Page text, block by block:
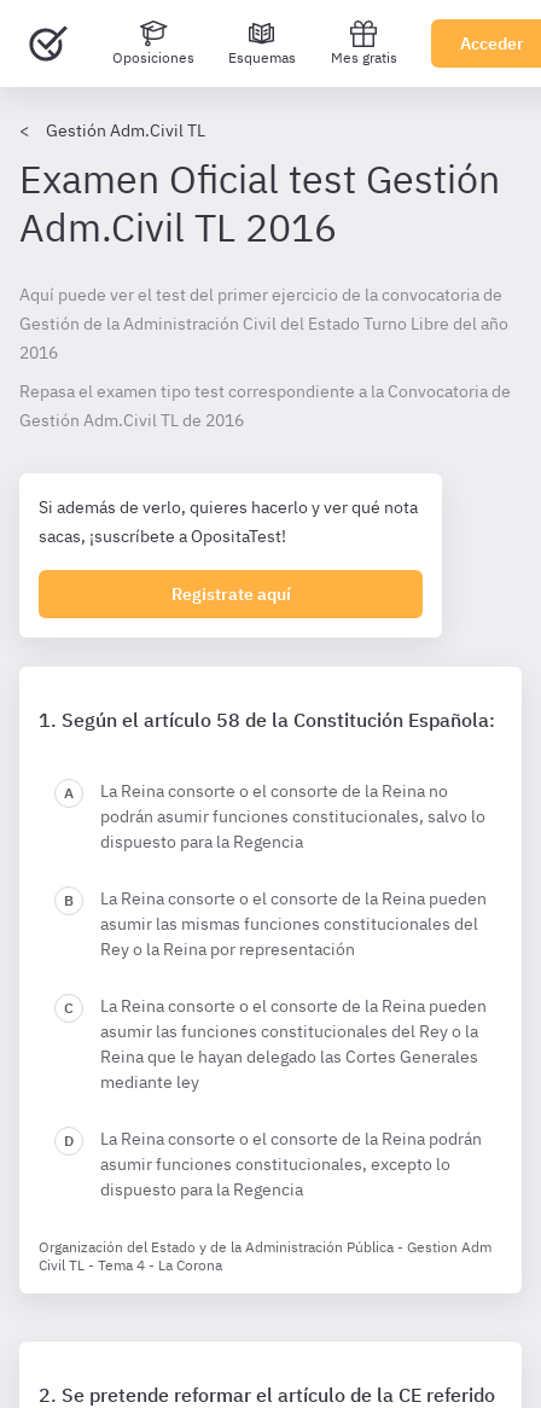
Oposiciones Esquemas Mes gratis
Acceder
Gestión Adm.Civil TL
Examen Oficial test Gestión
Adm.Civil TL 2016
Aquí puede ver el test del primer ejercicio de la convocatoria de
Gestión de la Administración Civil del Estado Turno Libre del año
2016
Repasa el examen tipo test correspondiente a la Convocatoria de
Gestión Adm.Civil TL de 2016
Si además de verlo, quieres hacerlo y ver qué nota
sacas, ¡suscríbete a OpositaTest!
Registrate aquí
Según el artículo 58 de la Constitución Española:
La Reina consorte o el consorte de la Reina no
podrán asumir funciones constitucionales, salvo lo
dispuesto para la Regencia
La Reina consorte o el consorte de la Reina pueden
asumir las mismas funciones constitucionales del
Rey o la Reina por representación
La Reina consorte o el consorte de la Reina pueden
asumir las funciones constitucionales del Rey o la
Reina que le hayan delegado las Cortes Generales
mediante ley
La Reina consorte o el consorte de la Reina podrán
asumir funciones constitucionales, excepto lo
dispuesto para la Regencia
Organización del Estado y de la Administración Pública - Gestion Adm
Civil TL - Tema 4 - La Corona
Se pretende reformar el artículo de la CE referido